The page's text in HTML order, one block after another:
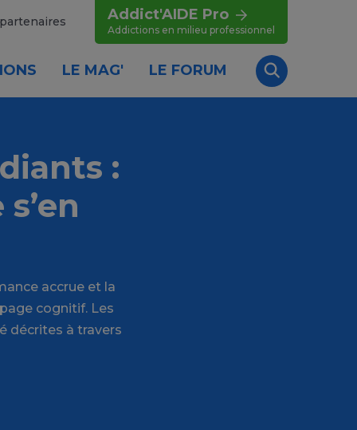
Addict'AIDE Pro
Addictions en milieu professionnel
LE MAG' LE FORUM
Recherche
:
accrue et la
cognitif. Les
décrites à travers